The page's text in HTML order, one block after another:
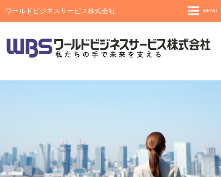
ワールドビジネスサービス株式会社 MENU
サービス
行動指針